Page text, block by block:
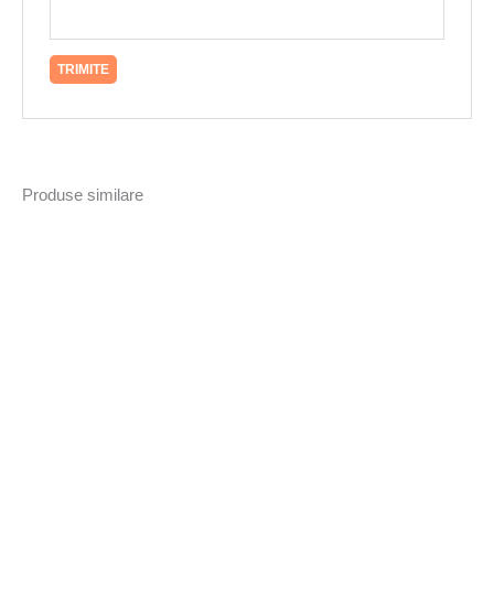
Produse similare